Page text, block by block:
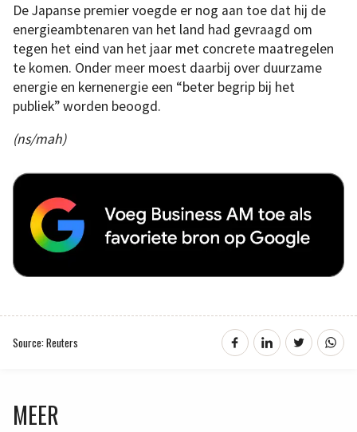
De Japanse premier voegde er nog aan toe dat hij de
energieambtenaren van het land had gevraagd om
tegen het eind van het jaar met concrete maatregelen
te komen. Onder meer moest daarbij over duurzame
energie en kernenergie een “beter begrip bij het
publiek” worden beoogd.
(ns/mah)
Source: Reuters
MEER